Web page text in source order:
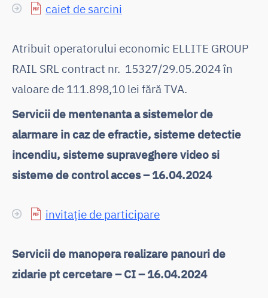
caiet de sarcini
Atribuit operatorului economic ELLITE GROUP
RAIL SRL contract nr. 15327/29.05.2024 în
valoare de 111.898,10 lei fără TVA.
Servicii de mentenanta a sistemelor de
alarmare in caz de efractie, sisteme detectie
incendiu, sisteme supraveghere video si
sisteme de control acces – 16.04.2024
invitație de participare
Servicii de manopera realizare panouri de
zidarie pt cercetare – CI – 16.04.2024